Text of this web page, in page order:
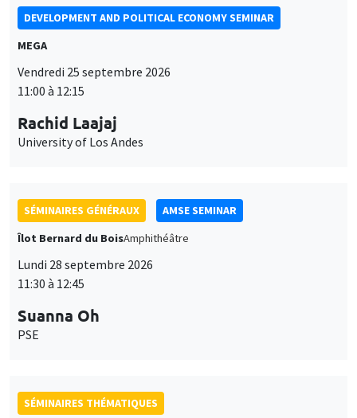
DEVELOPMENT AND POLITICAL ECONOMY SEMINAR
MEGA
Vendredi 25 septembre 2026
11:00 à 12:15
Rachid Laajaj
University of Los Andes
SÉMINAIRES GÉNÉRAUX
AMSE SEMINAR
Îlot Bernard du BoisAmphithéâtre
Lundi 28 septembre 2026
11:30 à 12:45
Suanna Oh
PSE
SÉMINAIRES THÉMATIQUES